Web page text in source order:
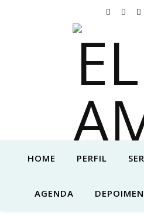
HOME PERFIL
AGENDA